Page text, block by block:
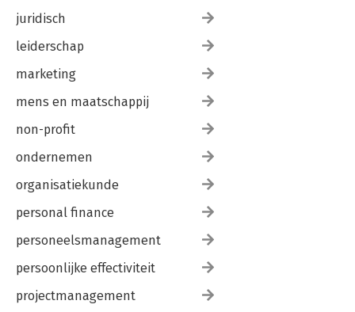
juridisch
leiderschap
marketing
mens en maatschappij
non-profit
ondernemen
organisatiekunde
personal finance
personeelsmanagement
persoonlijke effectiviteit
projectmanagement